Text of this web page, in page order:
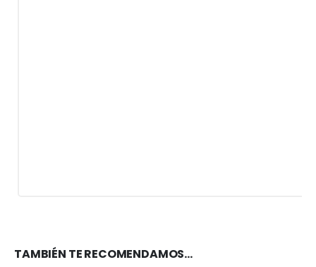
TAMBIÉN TE RECOMENDAMOS…